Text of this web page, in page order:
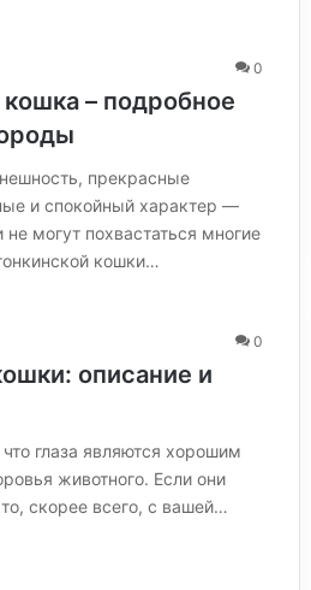
0
кошка – подробное
прекрасные
и спокойный характер —
могут похвастаться многие
кошки…
0
описание и
глаза являются хорошим
животного. Если они
скорее всего, с вашей…